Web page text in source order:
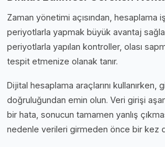
Zaman yönetimi açısından, hesaplama
periyotlarla yapmak büyük avantaj
periyotlarla yapılan kontroller, olası
tespit etmenize olanak tanır.
Dijital hesaplama araçlarını kullanırken,
doğruluğundan emin olun. Veri girişi
bir hata, sonucun tamamen yanlış
nedenle verileri girmeden önce bir kez